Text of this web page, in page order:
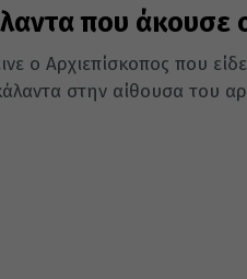
που άκουσε
ο Αρχιεπίσκοπος που
στην αίθουσα του